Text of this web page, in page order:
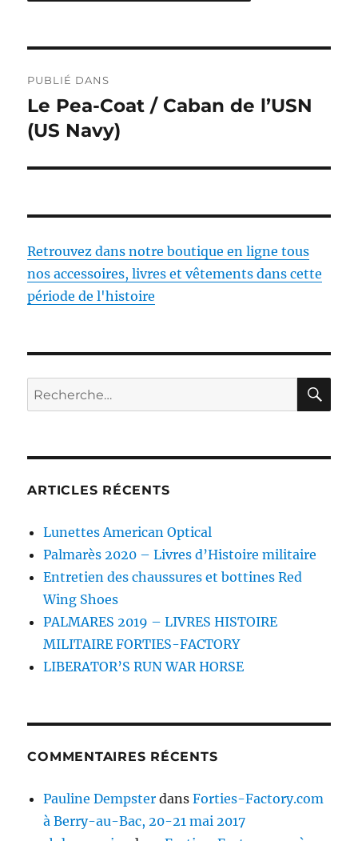
de
l’article
PUBLIÉ DANS
Le Pea-Coat / Caban de l’USN
(US Navy)
Retrouvez dans notre boutique en ligne tous
nos accessoires, livres et vêtements dans cette
période de l'histoire
Recherche
pour :
ARTICLES RÉCENTS
Lunettes American Optical
Palmarès 2020 – Livres d’Histoire militaire
Entretien des chaussures et bottines Red
Wing Shoes
PALMARES 2019 – LIVRES HISTOIRE
MILITAIRE FORTIES-FACTORY
LIBERATOR’S RUN WAR HORSE
COMMENTAIRES RÉCENTS
Pauline Dempster dansForties-Factory.com
à Berry-au-Bac, 20-21 mai 2017